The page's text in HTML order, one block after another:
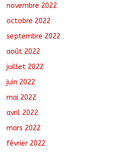
novembre 2022
octobre 2022
septembre 2022
août 2022
juillet 2022
juin 2022
mai 2022
avril 2022
mars 2022
février 2022